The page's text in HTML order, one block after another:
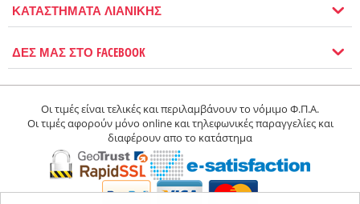
ΚΑΤΑΣΤΗΜΑΤΑ ΛΙΑΝΙΚΗΣ
ΔΕΣ ΜΑΣ ΣΤΟ FACEBOOK
Οι τιμές είναι τελικές και περιλαμβάνουν το νόμιμο Φ.Π.Α.
Οι τιμές αφορούν μόνο online και τηλεφωνικές παραγγελίες και
διαφέρουν απο το κατάστημα